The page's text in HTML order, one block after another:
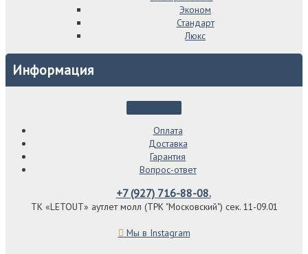
Эконом
Стандарт
Люкс
Информация
Оплата
Доставка
Гарантия
Вопрос-ответ
+7 (927) 716-88-08.
ТК «LETOUT» аутлет молл (ТРК "Московский") сек. 11-09.01
Мы в Instagram